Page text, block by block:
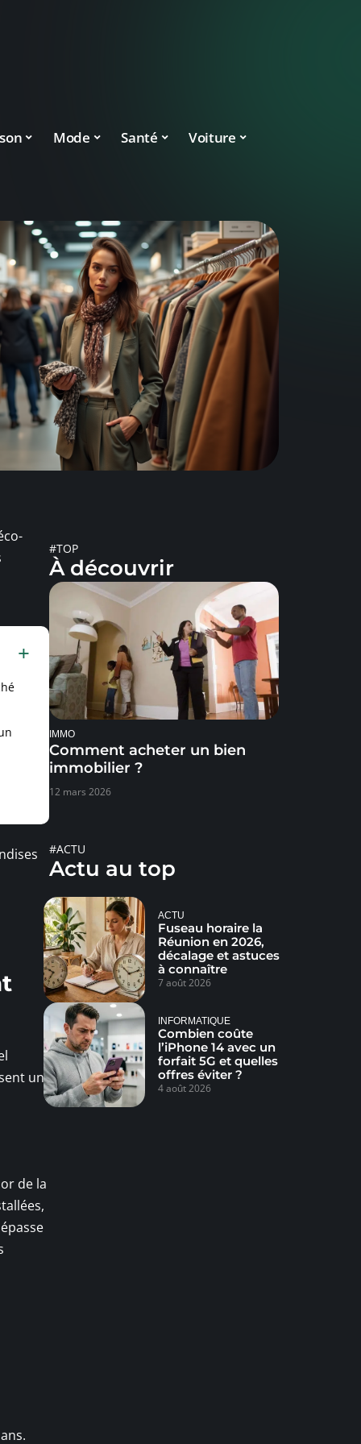
Mode Santé Voiture
un
de la
#TOP
À découvrir
IMMO
Comment acheter un bien
immobilier ?
12 mars 2026
#ACTU
Actu au top
ACTU
Fuseau horaire la
Réunion en 2026,
décalage et astuces
à connaître
7 août 2026
INFORMATIQUE
Combien coûte
l’iPhone 14 avec un
forfait 5G et quelles
offres éviter ?
4 août 2026